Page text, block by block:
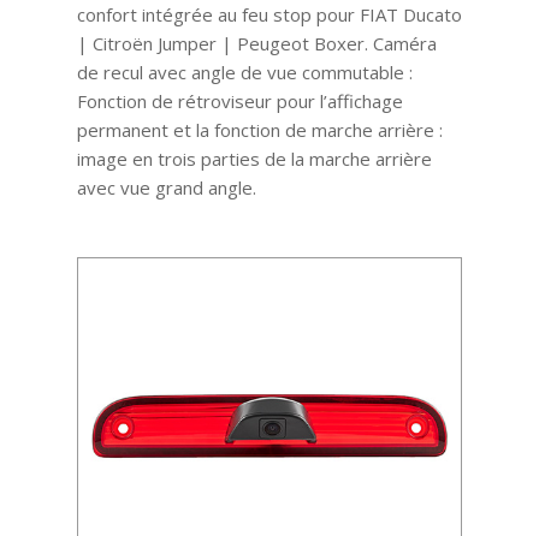
confort intégrée au feu stop pour FIAT Ducato
| Citroën Jumper | Peugeot Boxer. Caméra
de recul avec angle de vue commutable :
Fonction de rétroviseur pour l’affichage
permanent et la fonction de marche arrière :
image en trois parties de la marche arrière
avec vue grand angle.